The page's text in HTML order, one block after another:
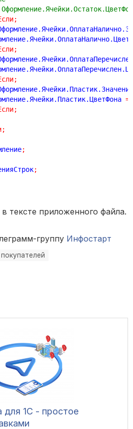
;
;
;
=
;
;
;
;
тексте приложенного файла.
группу Инфостарт
покупателей
для 1С - простое